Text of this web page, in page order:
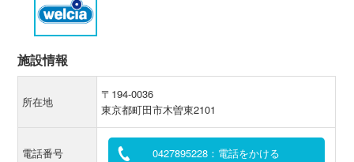
施設情報
所在地
〒194-0036
東京都町田市木曽東2101
電話番号 0427895228：電話をかける